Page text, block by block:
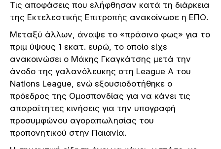
Τις αποφάσεις που ελήφθησαν κατά τη διάρκεια
της Εκτελεστικής Επιτροπής ανακοίνωσε η ΕΠΟ.
Μεταξύ άλλων, άναψε το «πράσινο φως» για το
πριμ ύψους 1 εκατ. ευρώ, το οποίο είχε
ανακοινώσει ο Μάκης Γκαγκάτσης μετά την
άνοδο της γαλανόλευκης στη League A του
Nations League, ενώ εξουσιοδοτήθηκε ο
πρόεδρος της Ομοσπονδίας για να κάνει τις
απαραίτητες κινήσεις για την υπογραφή
προσυμφώνου αγοραπωλησίας του
προπονητικού στην Παιανία.